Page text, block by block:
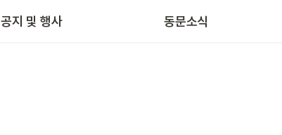
공지 및 행사 동문소식